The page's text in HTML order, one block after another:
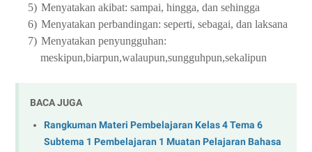
5) Menyatakan akibat: sampai, hingga, dan sehingga
6) Menyatakan perbandingan: seperti, sebagai, dan laksana
7) Menyatakan penyungguhan:
meskipun,biarpun,walaupun,sungguhpun,sekalipun
BACA JUGA
Rangkuman Materi Pembelajaran Kelas 4 Tema 6
Subtema 1 Pembelajaran 1 Muatan Pelajaran Bahasa